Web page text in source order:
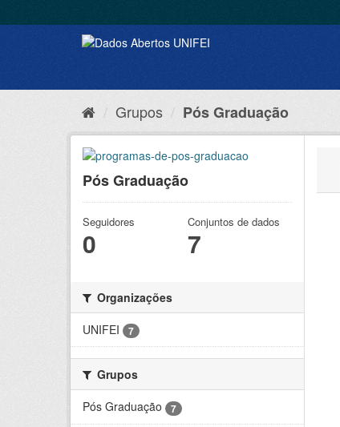
Grupos Pós Graduação
Pós Graduação
Seguidores
0
Conjuntos de dados
7
Organizações
UNIFEI
7
Grupos
Pós Graduação
7